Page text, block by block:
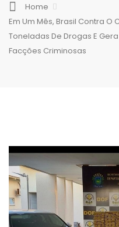
Home
Em Um Mês, Brasil Contra
Toneladas De Drogas E Gera
Facções Criminosas